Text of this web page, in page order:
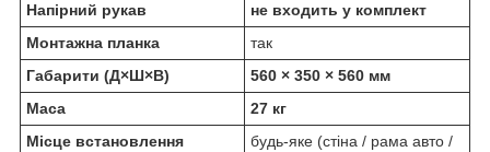
Напірний рукав
не входить у комплект
Монтажна планка
так
Габарити (Д×Ш×В)
560 × 350 × 560 мм
Маса
27 кг
Місце встановлення
будь-яке (стіна / рама авто /